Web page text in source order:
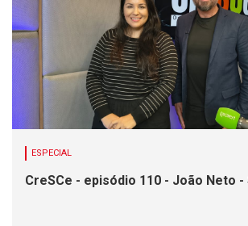
ESPECIAL
CreSCe - episódio 110 - João Neto -